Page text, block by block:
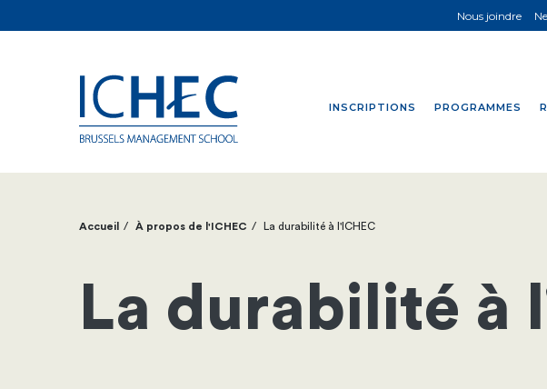
INSCRIPTIONS PROGRAMMES
Nous joindre
Fil
d'Ariane
Accueil À propos de l'ICHEC La durabilité à l'ICHEC
La durabilité à